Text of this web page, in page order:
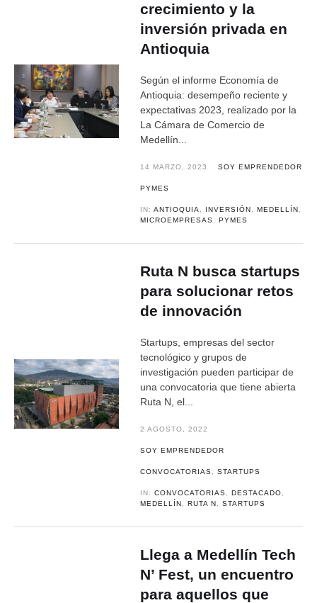
crecimiento y la
inversión privada en
Antioquia
Según el informe Economía de
Antioquia: desempeño reciente y
expectativas 2023, realizado por la
La Cámara de Comercio de
Medellín...
14 MARZO, 2023 SOY EMPRENDEDOR
PYMES
IN:ANTIOQUIA INVERSIÓN ,MEDELLÍN
MICROEMPRESAS
,PYMES
Ruta N busca startups
para solucionar retos
de innovación
Startups, empresas del sector
tecnológico y grupos de
investigación pueden participar de
una convocatoria que tiene abierta
Ruta N, el...
2 AGOSTO, 2022
SOY EMPRENDEDOR
CONVOCATORIAS ,STARTUPS
IN:CONVOCATORIAS ,DESTACADO
MEDELLÍN
,RUTA N ,STARTUPS
Llega a Medellín Tech
N’ Fest, un encuentro
para aquellos que